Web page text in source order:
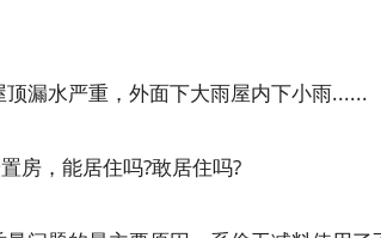
漏水严重，外面下大雨屋内下小雨......
房，能居住吗?敢居住吗?